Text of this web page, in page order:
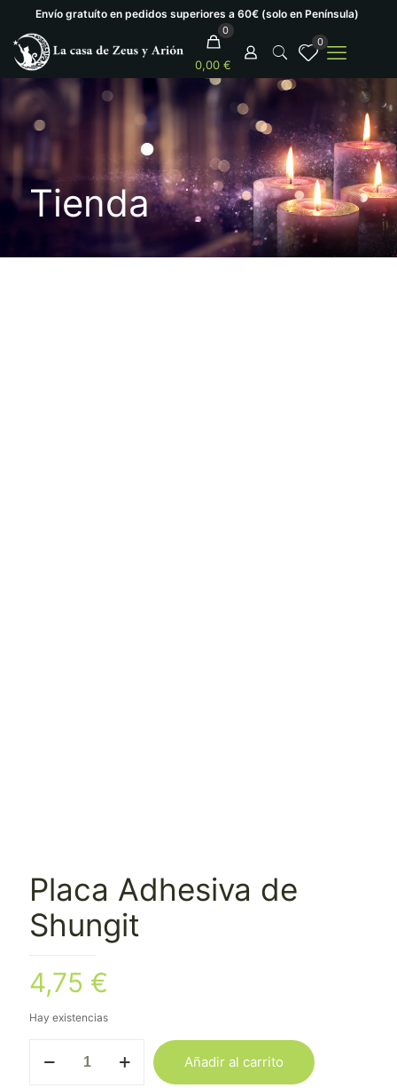
Envío gratuíto en pedidos superiores a 60€ (solo en Península)
0
0,00 €
0
Tienda
Placa Adhesiva de
Shungit
4,75 €
Hay existencias
Adhesiva
Añadir al carrito